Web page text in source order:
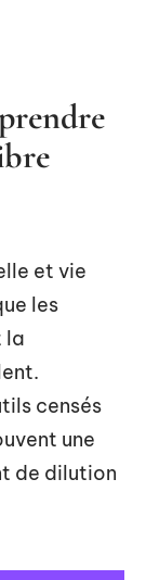
et vie
les
la
censés
une
de dilution